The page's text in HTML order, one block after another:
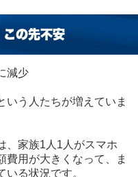
の先不安
減少
いう人たちが増えていま
、家族1人1人がスマホ
費用が大きくなって、ま
る状況です。